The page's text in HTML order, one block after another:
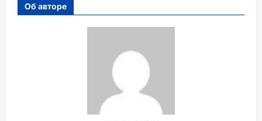
Об авторе